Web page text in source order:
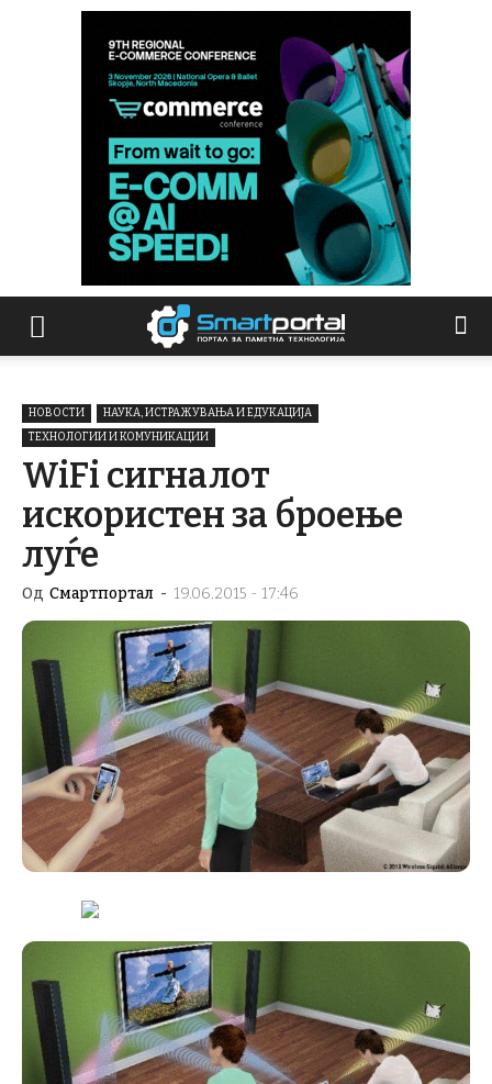
НОВОСТИ
НАУКА, ИСТРАЖУВАЊА И ЕДУКАЦИЈА
ТЕХНОЛОГИИ И КОМУНИКАЦИИ
WiFi сигналот
искористен за броење
луѓе
Од Смартпортал - 19.06.2015 - 17:46